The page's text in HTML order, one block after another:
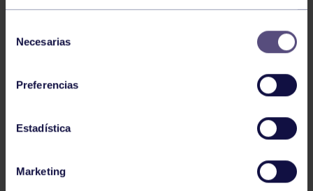
Necesarias
Preferencias
Estadística
Marketing
Voleibol 27 Abr 2026
CAMPEONAS DE ASTURIAS